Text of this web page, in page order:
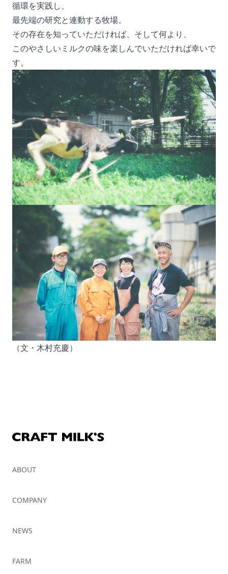
循環を実践し、
最先端の研究と連動する牧場。
その存在を知っていただければ、そして何より、
このやさしいミルクの味を楽しんでいただければ幸いで
す。
（文・木村充慶）
ABOUT
COMPANY
NEWS
FARM